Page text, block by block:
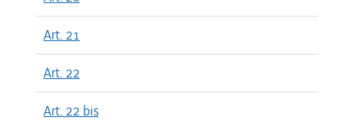
Art. 21
Art. 22
Art. 22 bis